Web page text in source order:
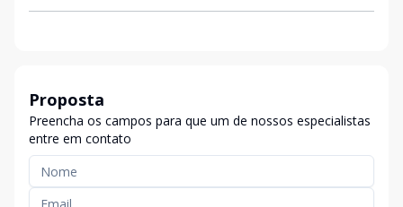
Proposta
Preencha os campos para que um de nossos especialistas
entre em contato